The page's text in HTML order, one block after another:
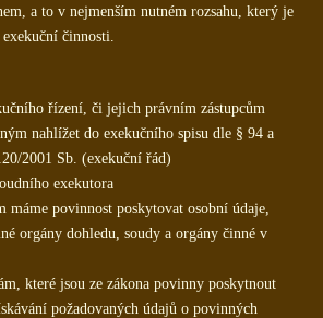
a to v nejmenším nutném rozsahu, který je
činnosti.
řízení, či jejich právním zástupcům
nahlížet do exekučního spisu dle § 94 a
2001 Sb. (exekuční řád)
exekutora
máme povinnost poskytovat osobní údaje,
orgány dohledu, soudy a orgány činné v
které jsou ze zákona povinny poskytnout
požadovaných údajů o povinných